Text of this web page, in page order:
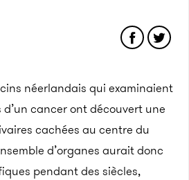
néerlandais qui examinaient
cancer ont découvert une
cachées au centre du
d’organes aurait donc
pendant des siècles,